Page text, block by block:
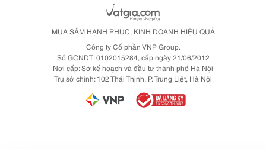
MUA SẮM HẠNH PHÚC, KINH DOANH HIỆU QUẢ
Công ty Cổ phần VNP Group.
Số GCNDT: 0102015284, cấp ngày 21/06/2012
Nơi cấp: Sở kế hoạch và đầu tư thành phố Hà Nội
Trụ sở chính: 102 Thái Thịnh, P. Trung Liệt, Hà Nội